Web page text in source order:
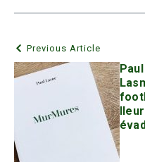
Previous Article
Paul
lleur